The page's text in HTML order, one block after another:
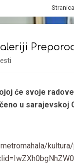
će svoje
u sarajevskoj